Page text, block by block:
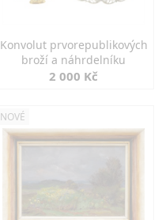
Konvolut prvorepublikových
broží a náhrdelníku
2 000 Kč
NOVÉ